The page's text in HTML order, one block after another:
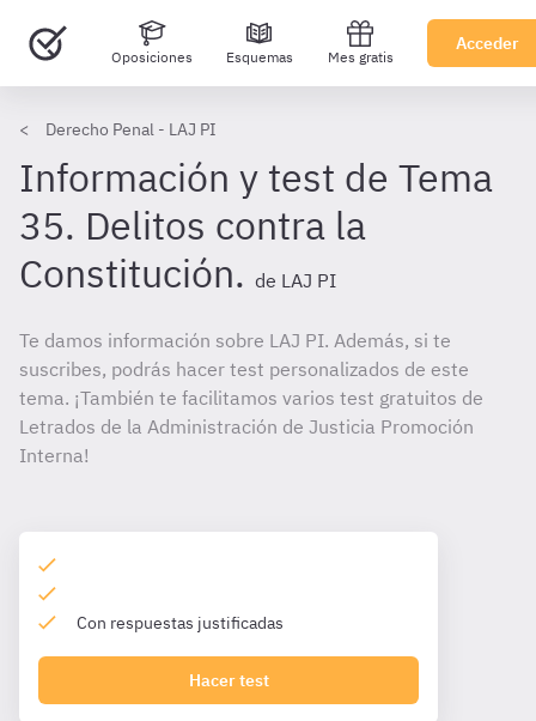
Oposiciones Esquemas Mes gratis
Acceder
Derecho Penal - LAJ PI
Información y test de Tema
35. Delitos contra la
Constitución. de LAJ PI
Te damos información sobre LAJ PI. Además, si te
suscribes, podrás hacer test personalizados de este
tema. ¡También te facilitamos varios test gratuitos de
Letrados de la Administración de Justicia Promoción
Interna!
Con respuestas justificadas
Hacer test